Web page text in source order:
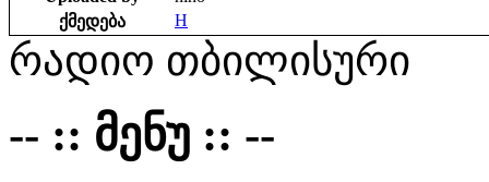
ქმედება
H
რადიო თბილისური
-- :: მენუ :: --